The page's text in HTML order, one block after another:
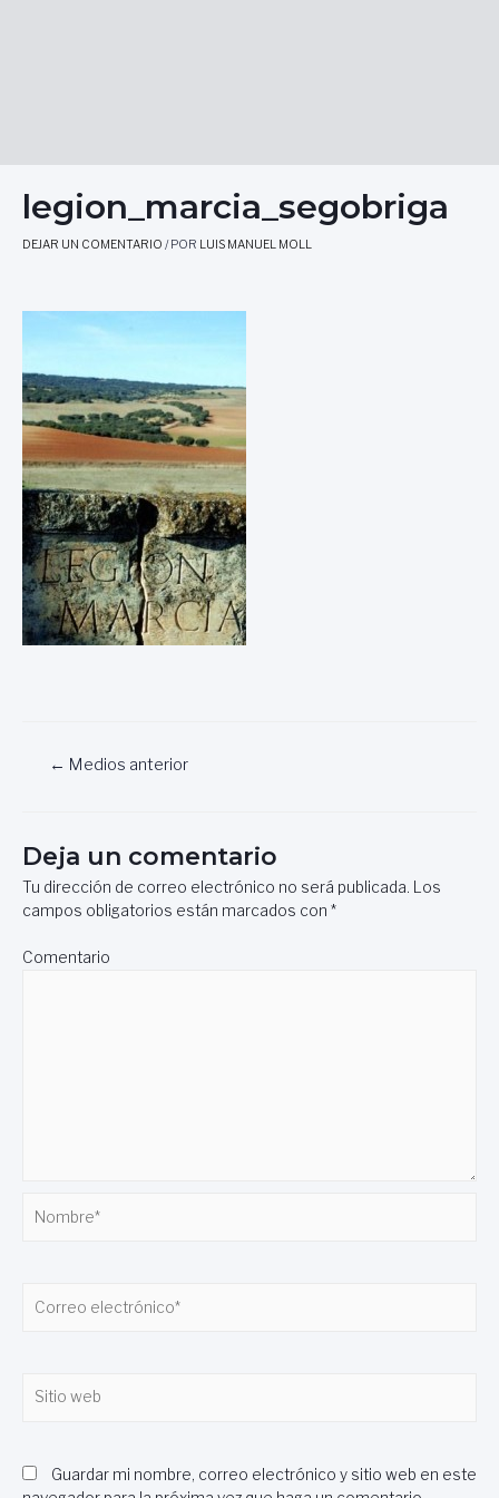
legion_marcia_segobriga
DEJAR UN COMENTARIO / POR LUIS MANUEL MOLL
Navegación
← Medios anterior
Deja un comentario
Tu dirección de correo electrónico no será publicada. Los
campos obligatorios están marcados con *
Comentario
electrónico*
web
Guardar mi nombre, correo electrónico y sitio web en este